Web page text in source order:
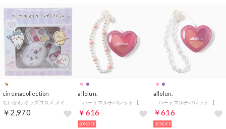
cinemacollection
￥2,970
allolun.
￥616
30%OFF
allolun.
￥616
30%OFF